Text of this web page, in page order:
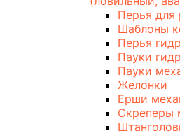
Перья для
Шаблоны
Перья
Пауки
Пауки
Желонки
Ерши
Скреперы